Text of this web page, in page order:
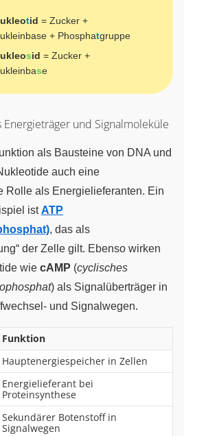
tid = Zucker +
+ Phosphatgruppe
sid = Zucker +
se
und Signalmoleküle
als Bausteine von DNA und
auch eine
Rolle als Energielieferanten. Ein
istATP
, das als
der Zelle gilt. Ebenso wirken
wie cAMP (cyclisches
) als Signalüberträger in
und Signalwegen.
Funktion
Hauptenergiespeicher in Zellen
Energielieferant bei
Proteinsynthese
Sekundärer Botenstoff in
Signalwegen